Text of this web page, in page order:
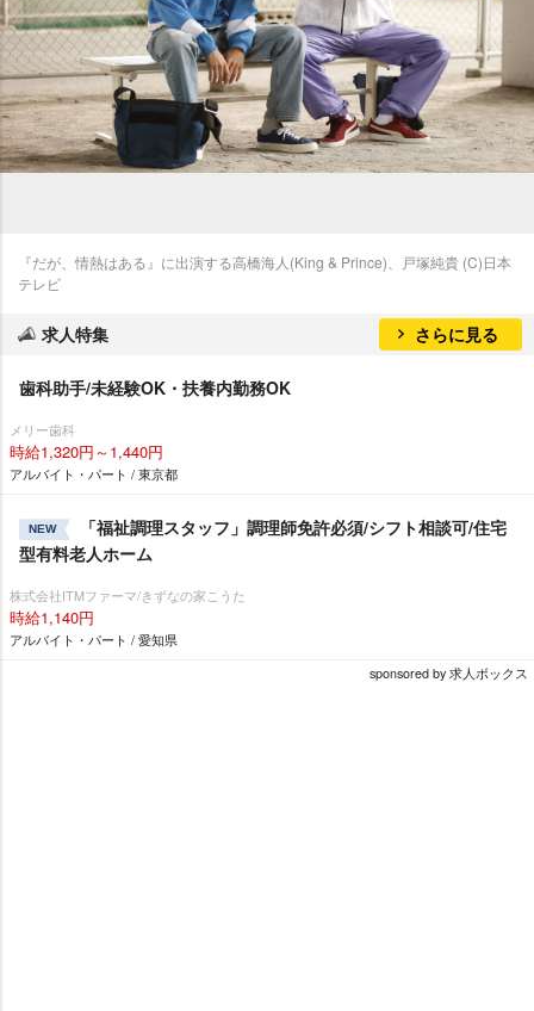
『だが、情熱はある』に出演する高橋海人(King & Prince)、戸塚純貴 (C)日本
テレビ
求人特集 さらに見る
歯科助手/未経験OK・扶養内勤務OK
メリー歯科
時給1,320円～1,440円
アルバイト・パート / 東京都
NEW
「福祉調理スタッフ」調理師免許必須/シフト相談可/住宅
型有料老人ホーム
株式会社ITMファーマ/きずなの家こうた
時給1,140円
アルバイト・パート / 愛知県
sponsored by 求人ボックス